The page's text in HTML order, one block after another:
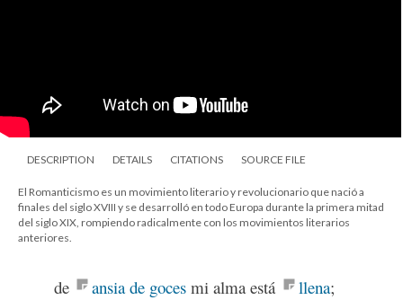
DESCRIPTION DETAILS CITATIONS SOURCE FILE
El Romanticismo es un movimiento literario y revolucionario que nació a
finales del siglo XVIII y se desarrolló en todo Europa durante la primera mitad
del siglo XIX, rompiendo radicalmente con los movimientos literarios
anteriores.
de ansia de goces mi alma está llena;